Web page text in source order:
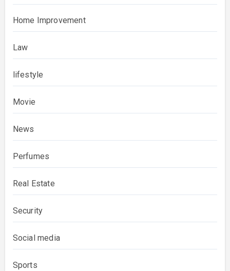
Home Improvement
Law
lifestyle
Movie
News
Perfumes
Real Estate
Security
Social media
Sports